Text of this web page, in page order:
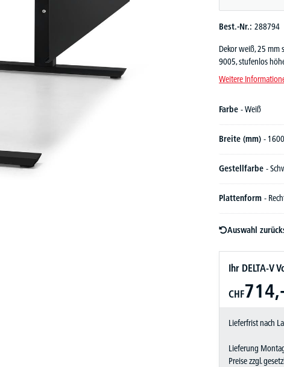
Best.-Nr.: 288794
Dekor weiß, 25 mm
9005, stufenlos
Weitere
Farbe - Weiß
Breite (mm) - 1600
Gestellfarbe -
Plattenform -
Auswahl
Ihr DELTA-V
CHF
Lieferfrist nach
Lieferung
Preise zzgl.